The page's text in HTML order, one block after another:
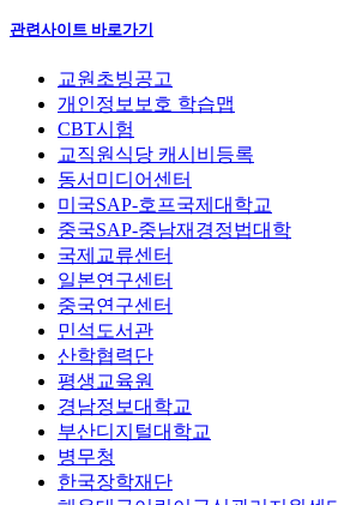
관련사이트 바로가기
교원초빙공고
개인정보보호 학습맵
CBT시험
교직원식당 캐시비등록
동서미디어센터
미국SAP-호프국제대학교
중국SAP-중남재경정법대학
국제교류센터
일본연구센터
중국연구센터
민석도서관
산학협력단
평생교육원
경남정보대학교
부산디지털대학교
병무청
한국장학재단